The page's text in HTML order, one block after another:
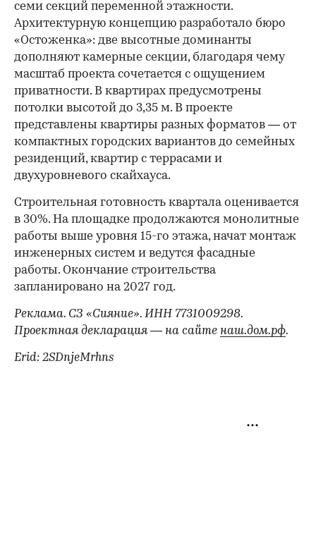
семи секций переменной этажности.
Архитектурную концепцию разработало бюро
«Остоженка»: две высотные доминанты
дополняют камерные секции, благодаря чему
масштаб проекта сочетается с ощущением
приватности. В квартирах предусмотрены
потолки высотой до 3,35 м. В проекте
представлены квартиры разных форматов — от
компактных городских вариантов до семейных
резиденций, квартир с террасами и
двухуровневого скайхауса.
Строительная готовность квартала оценивается
в 30%. На площадке продолжаются монолитные
работы выше уровня 15-го этажа, начат монтаж
инженерных систем и ведутся фасадные
работы. Окончание строительства
запланировано на 2027 год.
Реклама. СЗ «Сияние». ИНН 7731009298.
Проектная декларация — на сайте наш.дом.рф.
Erid: 2SDnjeMrhns